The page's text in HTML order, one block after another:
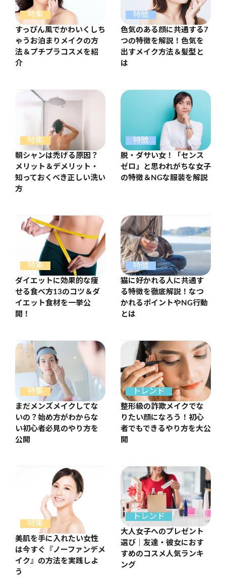
特集
すっぴん風でかわいくしち
ゃうお泊まりメイクの方
法＆プチプラコスメを紹
介
特徴
色気のある顔に共通する7
つの特徴を解説！色気を
出すメイク方法＆髪型と
は
特集
朝シャンは禿げる原因？
メリット＆デメリット・
知っておくべき正しい洗い
方
特徴
脱・ダサい女！「センス
ゼロ」と思われがちな女子
の特徴＆NGな服装を解説
特集
ダイエットに効果的な痩
せる食べ方13のコツ＆ダ
イエット食材を一挙公
開！
特徴
猫に好かれる人に共通す
る特徴を徹底解説！なつ
かれるポイントやNG行動
とは
特集
まだメンズメイクしてな
いの？始め方がわからな
い初心者必見のやり方を
公開
トレンド
整形級の詐欺メイクでな
りたい顔になろう！初心
者でもできるやり方を大公
開
特集
美肌を手に入れたい女性
は今すぐ『ノーファンデメ
イク』の方法を実践しよ
う
トレンド
大人女子へのプレゼント
選び｜友達・彼女におす
すめのコスメ人気ランキ
ング